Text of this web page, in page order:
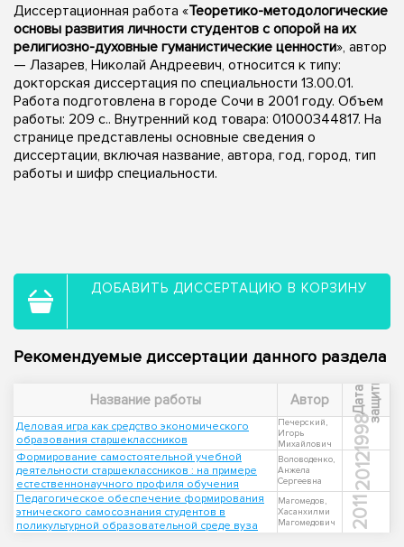
Диссертационная работа «Теоретико-методологические
основы развития личности студентов с опорой на их
религиозно-духовные гуманистические ценности», автор
— Лазарев, Николай Андреевич, относится к типу:
докторская диссертация по специальности 13.00.01.
Работа подготовлена в городе Сочи в 2001 году. Объем
работы: 209 с.. Внутренний код товара: 01000344817. На
странице представлены основные сведения о
диссертации, включая название, автора, год, город, тип
работы и шифр специальности.
ДОБАВИТЬ ДИССЕРТАЦИЮ В КОРЗИНУ
Рекомендуемые диссертации данного раздела
Название работы Автор Д
а
т
а
з
а
щ
и
т ы
Деловая игра как средство экономического
образования старшеклассников
Печерский,
Игорь
Михайлович
1998
Формирование самостоятельной учебной
деятельности старшеклассников : на примере
естественнонаучного профиля обучения
Воловоденко,
Анжела
Сергеевна
2012
Педагогическое обеспечение формирования
этнического самосознания студентов в
поликультурной образовательной среде вуза
Магомедов,
Хасанхилми
Магомедович
2011